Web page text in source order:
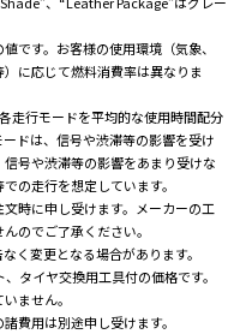
です。お客様の使用環境（気象、
に応じて燃料消費率は異なりま
走行モードを平均的な使用時間配分
ドは、信号や渋滞等の影響を受け
号や渋滞等の影響をあまり受けな
の走行を想定しています。
時に申し受けます。メーカーの工
のでご了承ください。
く変更となる場合があります。
タイヤ交換用工具付の価格です。
ません。
費用は別途申し受けます。